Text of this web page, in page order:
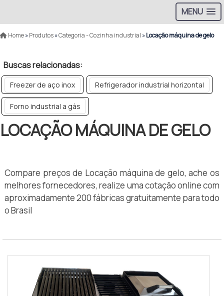
MENU
Home»Produtos»Categoria - Cozinha industrial »Locação máquina de gelo
Buscas relacionadas:
Freezer de aço inox Refrigerador industrial horizontal
Forno industrial a gás
LOCAÇÃO MÁQUINA DE GELO
Compare preços de Locação máquina de gelo, ache os
melhores fornecedores, realize uma cotação online com
aproximadamente 200 fábricas gratuitamente para todo
o Brasil